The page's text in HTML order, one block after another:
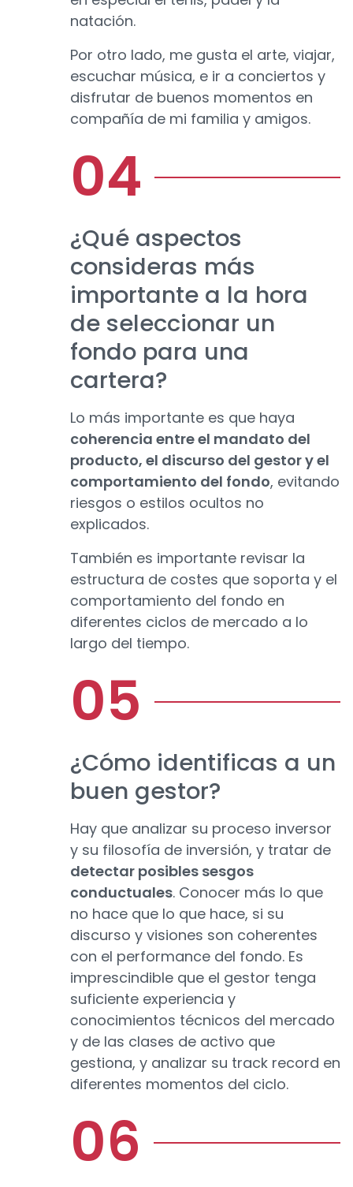
natación.
Por otro lado, me gusta el arte, viajar,
escuchar música, e ir a conciertos y
disfrutar de buenos momentos en
compañía de mi familia y amigos.
¿Qué aspectos
consideras más
importante a la hora
de seleccionar un
fondo para una
cartera?
Lo más importante es que haya
coherencia entre el mandato del
producto, el discurso del gestor y el
comportamiento del fondo, evitando
riesgos o estilos ocultos no
explicados.
También es importante revisar la
estructura de costes que soporta y el
comportamiento del fondo en
diferentes ciclos de mercado a lo
largo del tiempo.
¿Cómo identificas a un
buen gestor?
Hay que analizar su proceso inversor
y su filosofía de inversión, y tratar de
detectar posibles sesgos
conductuales. Conocer más lo que
no hace que lo que hace, si su
discurso y visiones son coherentes
con el performance del fondo. Es
imprescindible que el gestor tenga
suficiente experiencia y
conocimientos técnicos del mercado
y de las clases de activo que
gestiona, y analizar su track record en
diferentes momentos del ciclo.